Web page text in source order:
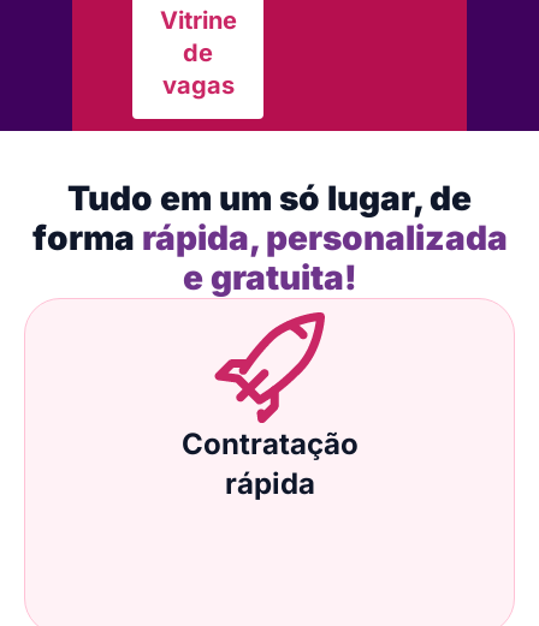
Vitrine
de
vagas
Tudo em um só lugar, de
forma rápida, personalizada
e gratuita!
Contratação
rápida